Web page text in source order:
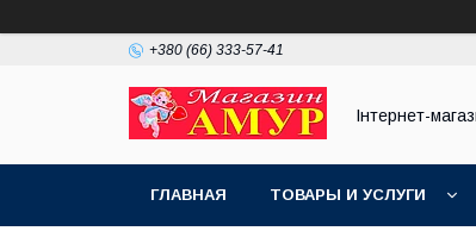
+380 (66) 333-57-41
Інтернет-
ГЛАВНАЯ ТОВАРЫ И УСЛУГИ